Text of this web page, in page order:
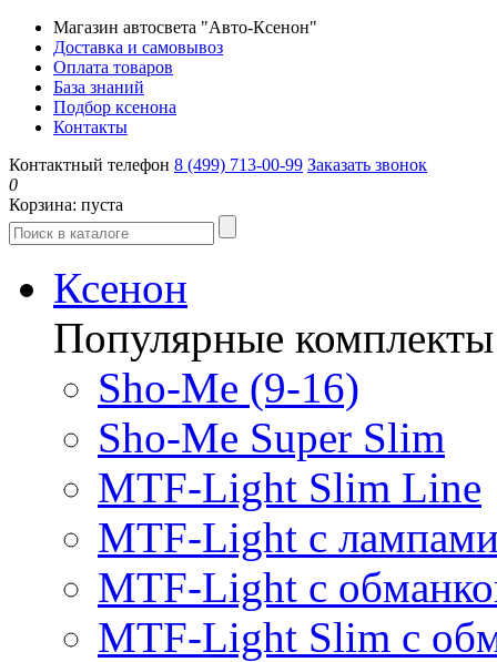
Магазин автосвета "Авто-Ксенон"
Доставка и самовывоз
Оплата товаров
База знаний
Подбор ксенона
Контакты
Контактный телефон 8 (499) 713-00-99 Заказать звонок
0
Корзина: пуста
Ксенон
Популярные комплекты
Sho-Me (9-16)
Sho-Me Super Slim
MTF-Light Slim Line
MTF-Light с
MTF-Light с
MTF-Light Slim с